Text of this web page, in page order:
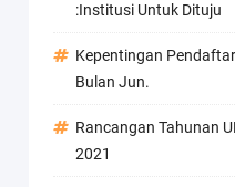
:Institusi Untuk Dituju
Kepentingan
Bulan Jun.
Rancangan Tahunan
2021